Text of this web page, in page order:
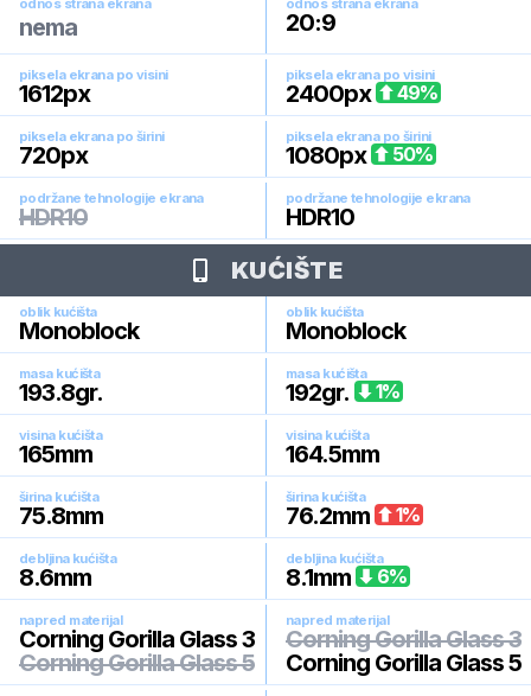
odnos strana ekrana
nema
odnos strana ekrana
20:9
piksela ekrana po visini
1612px
piksela ekrana po visini
2400px 49%
piksela ekrana po širini
720px
piksela ekrana po širini
1080px 50%
podržane tehnologije ekrana
HDR10
podržane tehnologije ekrana
HDR10
KUĆIŠTE
oblik kućišta
Monoblock
oblik kućišta
Monoblock
masa kućišta
193.8gr.
masa kućišta
192gr. 1%
visina kućišta
165mm
visina kućišta
164.5mm
širina kućišta
75.8mm
širina kućišta
76.2mm 1%
debljina kućišta
8.6mm
debljina kućišta
8.1mm 6%
napred materijal
Corning Gorilla Glass 3
Corning Gorilla Glass 5
napred materijal
Corning Gorilla Glass 3
Corning Gorilla Glass 5